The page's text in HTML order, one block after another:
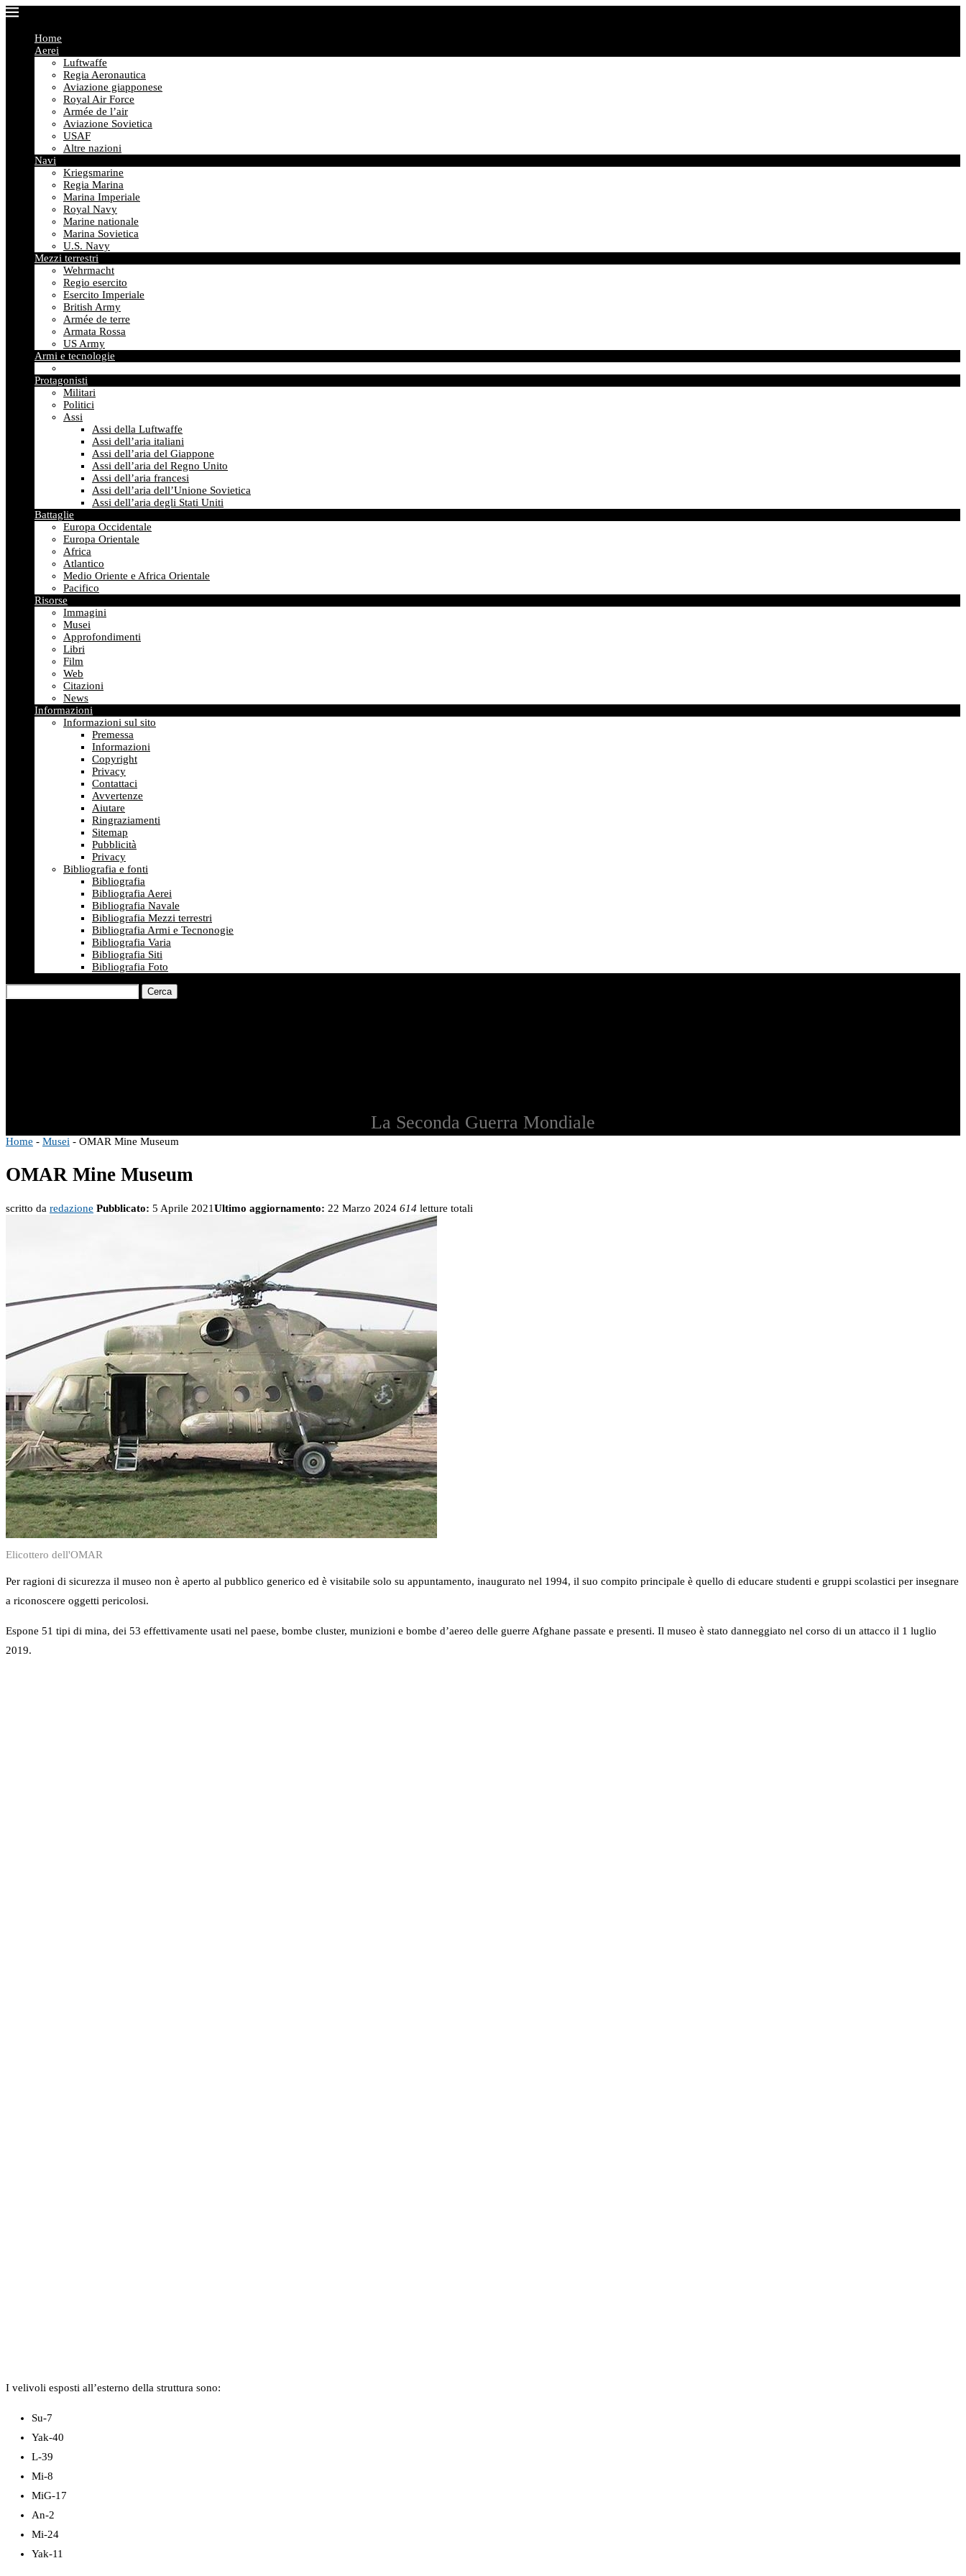
Home
Aerei
Luftwaffe
Regia Aeronautica
Aviazione giapponese
Royal Air Force
Armée de l’air
Aviazione Sovietica
USAF
Altre nazioni
Navi
Kriegsmarine
Regia Marina
Marina Imperiale
Royal Navy
Marine nationale
Marina Sovietica
U.S. Navy
Mezzi terrestri
Wehrmacht
Regio esercito
Esercito Imperiale
British Army
Armée de terre
Armata Rossa
US Army
Armi e tecnologie
Protagonisti
Militari
Politici
Assi
Assi della Luftwaffe
Assi dell’aria italiani
Assi dell’aria del Giappone
Assi dell’aria del Regno Unito
Assi dell’aria francesi
Assi dell’aria dell’Unione Sovietica
Assi dell’aria degli Stati Uniti
Battaglie
Europa Occidentale
Europa Orientale
Africa
Atlantico
Medio Oriente e Africa Orientale
Pacifico
Risorse
Immagini
Musei
Approfondimenti
Libri
Film
Web
Citazioni
News
Informazioni
Informazioni sul sito
Premessa
Informazioni
Copyright
Privacy
Contattaci
Avvertenze
Aiutare
Ringraziamenti
Sitemap
Pubblicità
Privacy
Bibliografia e fonti
Bibliografia
Bibliografia Aerei
Bibliografia Navale
Bibliografia Mezzi terrestri
Bibliografia Armi e Tecnonogie
Bibliografia Varia
Bibliografia Siti
Bibliografia Foto
Cerca
La Seconda Guerra Mondiale
Home - Musei - OMAR Mine Museum
OMAR Mine Museum
scritto da redazione Pubblicato: 5 Aprile 2021Ultimo aggiornamento: 22 Marzo 2024 614 letture totali
Elicottero dell'OMAR
Per ragioni di sicurezza il museo non è aperto al pubblico generico ed è visitabile solo su appuntamento, inaugurato nel 1994, il suo compito principale è quello di educare studenti e gruppi scolastici per insegnare
a riconoscere oggetti pericolosi.
Espone 51 tipi di mina, dei 53 effettivamente usati nel paese, bombe cluster, munizioni e bombe d’aereo delle guerre Afghane passate e presenti. Il museo è stato danneggiato nel corso di un attacco il 1 luglio
2019.
I velivoli esposti all’esterno della struttura sono:
Su-7
Yak-40
L-39
Mi-8
MiG-17
An-2
Mi-24
Yak-11